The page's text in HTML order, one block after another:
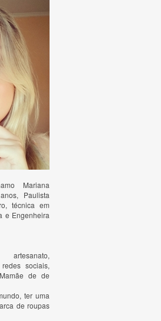
Mariana
Paulista
técnica em
e Engenheira
sociais,
de de
ter uma
de roupas